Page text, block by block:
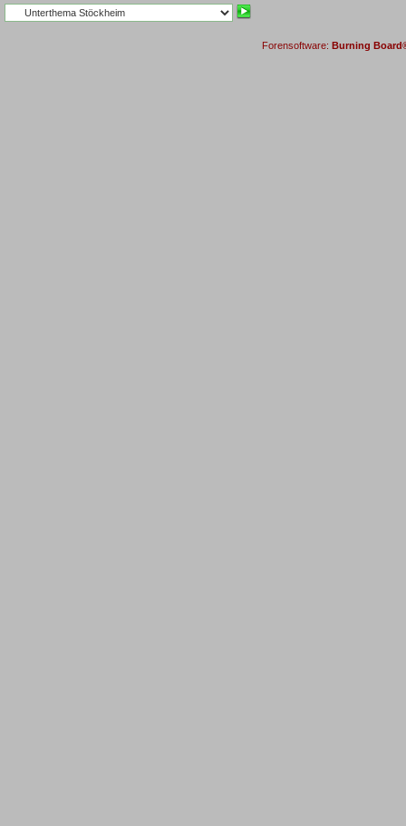
Forensoftware: Burning